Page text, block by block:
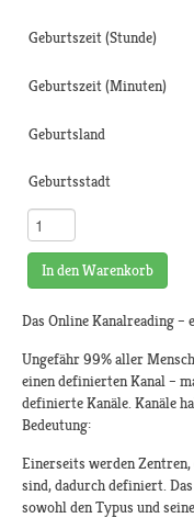
Geburtszeit (Stunde)
Geburtszeit (Minuten)
Geburtsland
Geburtsstadt
In den Warenkorb
Das Online Kanalreading –
Ungefähr 99% aller
einen definierten Kanal –
definierte Kanäle. Kanäle
Bedeutung:
Einerseits werden
sind, dadurch definiert.
sowohl den Typus und